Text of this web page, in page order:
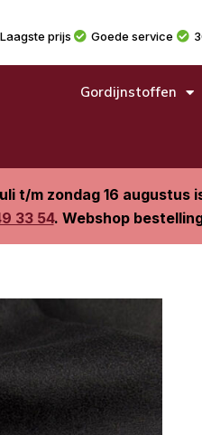
Laagste prijs Goede service
Gordijnstoffen
t/m zondag 16
33 54. Webshop